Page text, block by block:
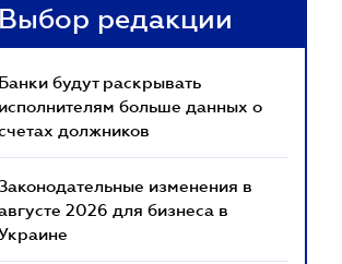
Выбор редакции
Банки будут раскрывать
исполнителям больше данных о
должников
изменения в
2026 для бизнеса в